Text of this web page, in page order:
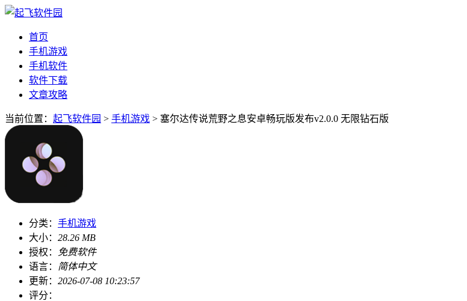
首页
手机游戏
手机软件
软件下载
文章攻略
当前位置： 起飞软件园 > 手机游戏 > 塞尔达传说荒野之息安卓畅玩版发布v2.0.0 无限钻石版
分类： 手机游戏
大小： 28.26 MB
授权：
免费软件
语言：
简体中文
更新： 2026-07-08 10:23:57
评分：